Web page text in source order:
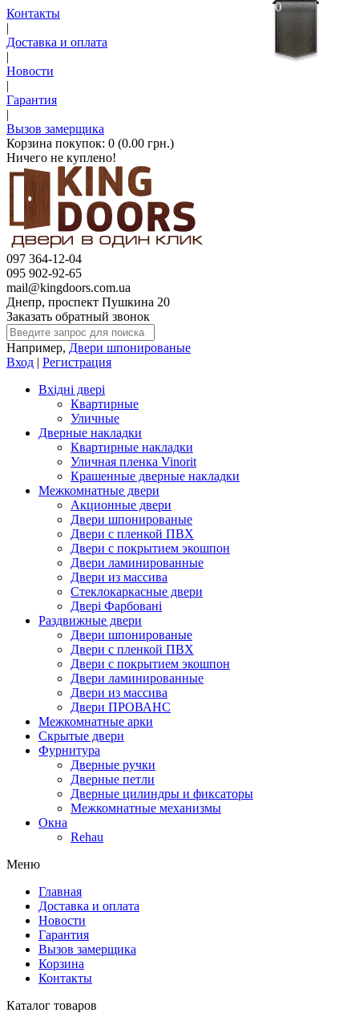
Контакты
|
Доставка и оплата
|
Новости
|
Гарантия
|
Вызов замерщика
Корзина покупок: 0 (0.00 грн.)
Ничего не куплено!
097 364-12-04
095 902-92-65
mail@kingdoors.com.ua
Днепр, проспект Пушкина 20
Заказать обратный звонок
Например, Двери шпонированые
Вход | Регистрация
Вхідні двері
Квартирные
Уличные
Дверные накладки
Квартирные накладки
Уличная пленка Vinorit
Крашенные дверные накладки
Межкомнатные двери
Акционные двери
Двери шпонированые
Двери с пленкой ПВХ
Двери с покрытием экошпон
Двери ламинированные
Двери из массива
Стеклокаркасные двери
Двері Фарбовані
Раздвижные двери
Двери шпонированые
Двери с пленкой ПВХ
Двери с покрытием экошпон
Двери ламинированные
Двери из массива
Двери ПРОВАНС
Межкомнатные арки
Скрытые двери
Фурнитура
Дверные ручки
Дверные петли
Дверные цилиндры и фиксаторы
Межкомнатные механизмы
Окна
Rehau
Меню
Главная
Доставка и оплата
Новости
Гарантия
Вызов замерщика
Корзина
Контакты
Каталог товаров
0